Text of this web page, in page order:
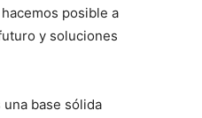
posible a
y soluciones
base sólida